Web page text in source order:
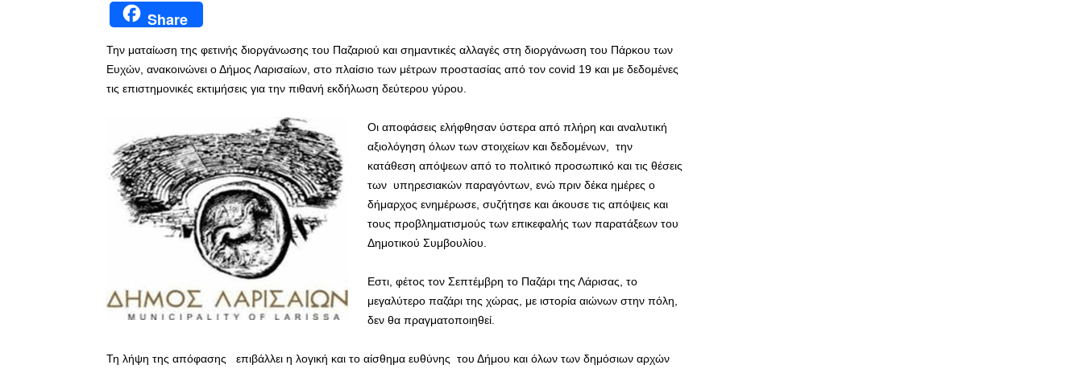
Share
Την ματαίωση της φετινής διοργάνωσης του Παζαριού και σημαντικές αλλαγές στη διοργάνωση του Πάρκου των
Ευχών, ανακοινώνει ο Δήμος Λαρισαίων, στο πλαίσιο των μέτρων προστασίας από τον covid 19 και με δεδομένες
τις επιστημονικές εκτιμήσεις για την πιθανή εκδήλωση δεύτερου γύρου.
Οι αποφάσεις ελήφθησαν ύστερα από πλήρη και αναλυτική
αξιολόγηση όλων των στοιχείων και δεδομένων, την
κατάθεση απόψεων από το πολιτικό προσωπικό και τις θέσεις
των υπηρεσιακών παραγόντων, ενώ πριν δέκα ημέρες ο
δήμαρχος ενημέρωσε, συζήτησε και άκουσε τις απόψεις και
τους προβληματισμούς των επικεφαλής των παρατάξεων του
Δημοτικού Συμβουλίου.
Εστι, φέτος τον Σεπτέμβρη το Παζάρι της Λάρισας, το
μεγαλύτερο παζάρι της χώρας, με ιστορία αιώνων στην πόλη,
δεν θα πραγματοποιηθεί.
Τη λήψη της απόφασης επιβάλλει η λογική και το αίσθημα ευθύνης του Δήμου και όλων των δημόσιων αρχών